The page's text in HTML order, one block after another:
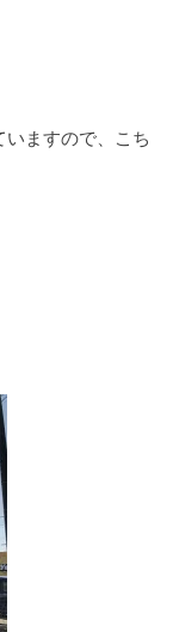
ますので、こち